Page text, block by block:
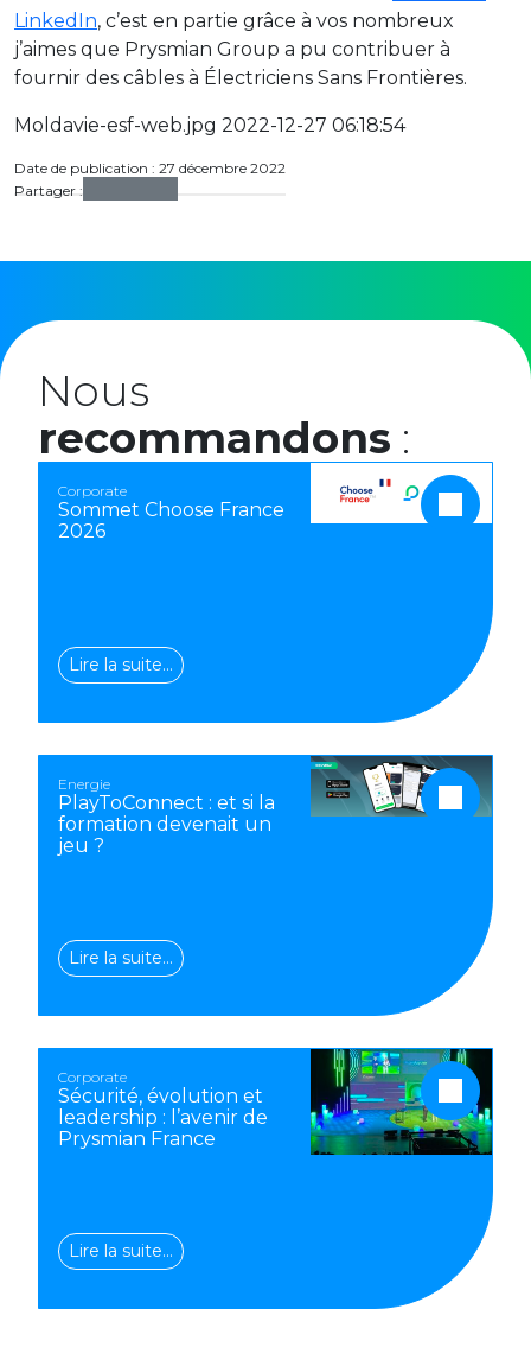
LinkedIn, c’est en partie grâce à vos nombreux
j’aimes que Prysmian Group a pu contribuer à
fournir des câbles à Électriciens Sans Frontières.
Moldavie-esf-web.jpg 2022-12-27 06:18:54
Date de publication : 27 décembre 2022
Partager :
Nous
recommandons :
Corporate
Sommet Choose France
2026
Lire la suite…
Energie
PlayToConnect : et si la
formation devenait un
jeu ?
Lire la suite…
Corporate
Sécurité, évolution et
leadership : l’avenir de
Prysmian France
Lire la suite…